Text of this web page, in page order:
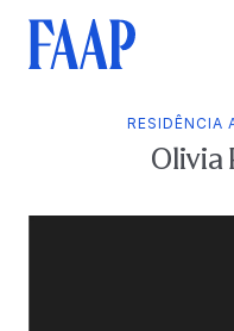
RESIDÊNCIA
Olivia